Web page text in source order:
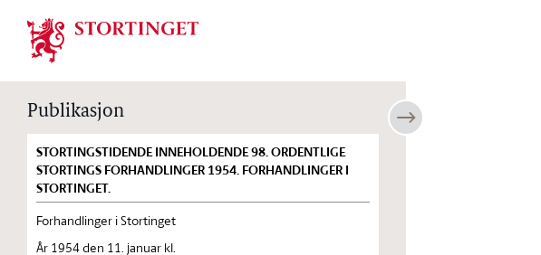
Stortinget.no
Publikasjon
STORTINGSTIDENDE INNEHOLDENDE 98. ORDENTLIGE
STORTINGS FORHANDLINGER 1954. FORHANDLINGER I
STORTINGET.
Forhandlinger i Stortinget
År 1954 den 11. januar kl.